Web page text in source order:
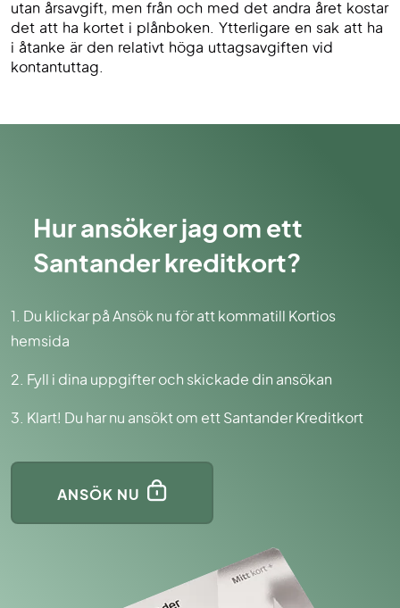
utan årsavgift, men från och med det andra året kostar
det att ha kortet i plånboken. Ytterligare en sak att ha
i åtanke är den relativt höga uttagsavgiften vid
kontantuttag.
Hur ansöker jag om ett
Santander kreditkort?
1. Du klickar på Ansök nu för att kommatill Kortios
hemsida
2. Fyll i dina uppgifter och skickade din ansökan
3. Klart! Du har nu ansökt om ett Santander Kreditkort
ANSÖK NU